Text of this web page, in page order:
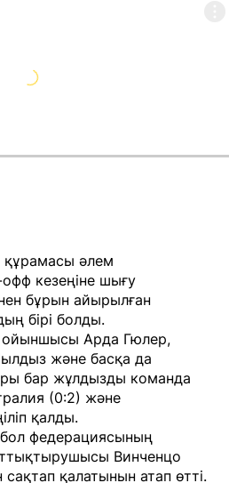
құрамасы әлем
кезеңіне шығу
бұрын айырылған
бірі болды.
ойыншысы Арда Гюлер,
және басқа да
бар жұлдызды команда
(0:2) және
қалды.
федерациясының
Винченцо
қалатынын атап өтті.